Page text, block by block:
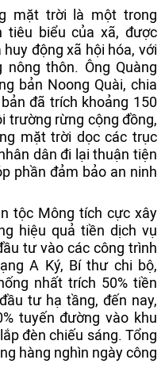
mặt trời là một trong
tiêu biểu của xã, được
động xã hội hóa, với
thôn. Ông Quàng
bản Noong Quài, chia
đã trích khoảng 150
trường rừng cộng đồng,
mặt trời dọc các trục
dân đi lại thuận tiện
phần đảm bảo an ninh
tộc Mông tích cực xây
hiệu quả tiền dịch vụ
tư vào các công trình
A Ký, Bí thư chi bộ,
nhất trích 50% tiền
tư hạ tầng, đến nay,
tuyến đường vào khu
đèn chiếu sáng. Tổng
hàng nghìn ngày công